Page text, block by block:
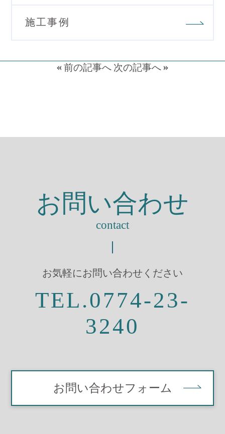
施工事例
« 前の記事へ 次の記事へ »
お問い合わせ
contact
お気軽にお問い合わせください
TEL.0774-23-
3240
お問い合わせフォーム